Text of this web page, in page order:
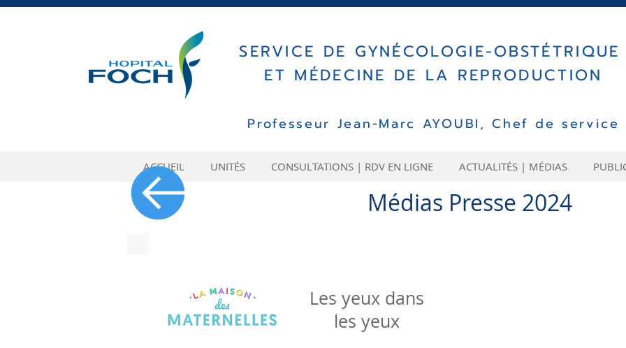
SERVICE DE GYNÉCOLOGIE-OBSTÉTRIQUE
ET MÉDECINE DE LA REPRODUCTION
Professeur Jean-Marc AYOUBI, Chef de service
ACCUEIL UNITÉS CONSULTATIONS | RDV EN LIGNE ACTUALITÉS | MÉDIAS
Médias Presse 2024
Les yeux dans
les yeux